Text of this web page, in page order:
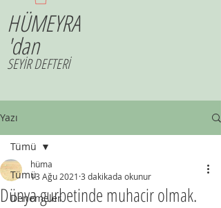
HÜMEYRA
'dan
SEYİR DEFTERİ
Yazı
Tümü
Denemeler
Tümü
Dünya gurbetinde muhacir olmak.
hüma
13 Ağu 2021 3 dakikada okunur